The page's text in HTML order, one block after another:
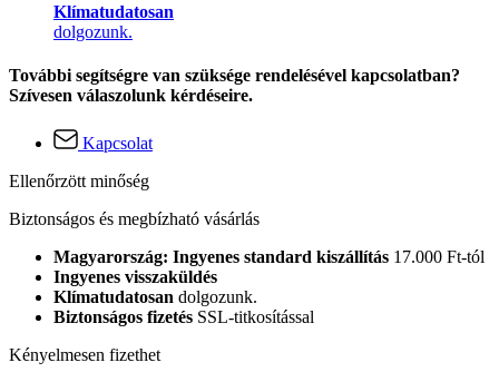
Klímatudatosan
dolgozunk.
További segítségre van szüksége rendelésével kapcsolatban?
Szívesen válaszolunk kérdéseire.
Kapcsolat
Ellenőrzött minőség
Biztonságos és megbízható vásárlás
Magyarország: Ingyenes standard kiszállítás 17.000 Ft-tól
Ingyenes visszaküldés
Klímatudatosan dolgozunk.
Biztonságos fizetés SSL-titkosítással
Kényelmesen fizethet